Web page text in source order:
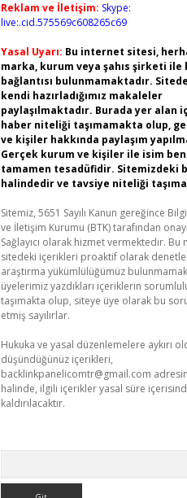
Reklam ve İletişim: Skype:
live:.cid.575569c608265c69
Yasal Uyarı: Bu internet sitesi,
marka, kurum veya şahıs şirketi ile
bağlantısı bulunmamaktadır.
kendi hazırladığımız makaleler
paylaşılmaktadır. Burada yer alan
haber niteliği taşımamakta olup,
ve kişiler hakkında paylaşım
Gerçek kurum ve kişiler ile isim
tamamen tesadüfidir. Sitemizdeki
halindedir ve tavsiye niteliği
Sitemiz, 5651 Sayılı Kanun gereğince
ve İletişim Kurumu (BTK) tarafından
Sağlayıcı olarak hizmet vermektedir. Bu
sitedeki içerikleri proaktif olarak
araştırma yükümlülüğümüz
üyelerimiz yazdıkları içeriklerin
taşımakta olup, siteye üye olarak bu
etmiş sayılırlar.
Hukuka ve yasal düzenlemelere aykırı
düşündüğünüz içerikleri,
backlinkpanelicomtr@gmail.com
halinde, ilgili içerikler yasal süre
kaldırılacaktır.